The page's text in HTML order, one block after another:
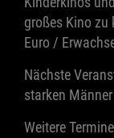
großes Kino zu
Euro /
Nächste
starken Männer
Weitere